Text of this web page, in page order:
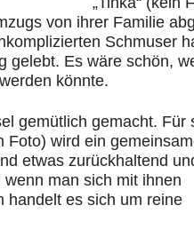
von ihrer Familie
Schmuser
gelebt. Es wäre schön,
könnte.
gemütlich gemacht. Für
Foto) wird ein
etwas zurückhaltend
man sich mit ihnen
handelt es sich um reine